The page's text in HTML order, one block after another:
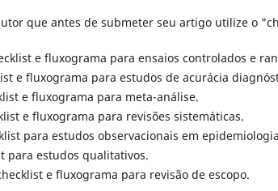
que antes de submeter seu artigo utilize o
e fluxograma para ensaios controlados e
e fluxograma para estudos de acurácia
e fluxograma para meta-análise.
e fluxograma para revisões sistemáticas.
para estudos observacionais em
para estudos qualitativos.
e fluxograma para revisão de escopo.